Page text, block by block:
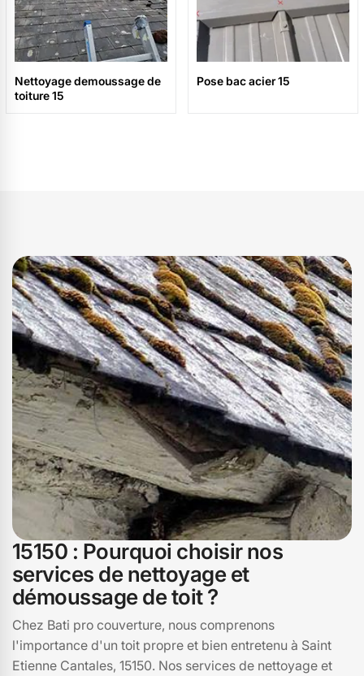
Nettoyage demoussage de
toiture 15
Pose bac acier 15
15150 : Pourquoi choisir nos
services de nettoyage et
démoussage de toit ?
Chez Bati pro couverture, nous comprenons
l'importance d'un toit propre et bien entretenu à Saint
Etienne Cantales, 15150. Nos services de nettoyage et